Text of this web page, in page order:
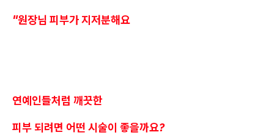
"원장님 피부가 지저분해요
연예인들처럼 깨끗한
피부 되려면 어떤 시술이 좋을까요?